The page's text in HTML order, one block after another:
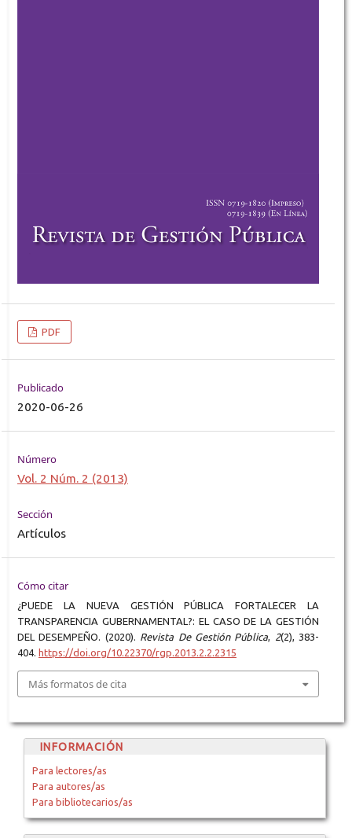
PDF
Publicado
2020-06-26
Número
Vol. 2 Núm. 2 (2013)
Sección
Artículos
Cómo citar
¿PUEDE LA NUEVA GESTIÓN PÚBLICA FORTALECER LA
TRANSPARENCIA GUBERNAMENTAL?: EL CASO DE LA GESTIÓN
DEL DESEMPEÑO. (2020). Revista De Gestión Pública, 2(2), 383-
404. https://doi.org/10.22370/rgp.2013.2.2.2315
Más formatos de cita
INFORMACIÓN
Para lectores/as
Para autores/as
Para bibliotecarios/as